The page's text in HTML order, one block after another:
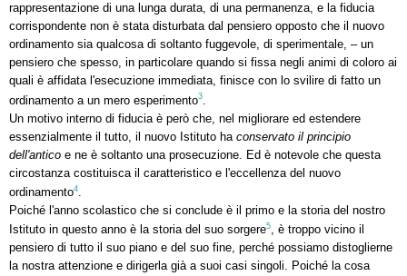
rappresentazione di una lunga durata, di una permanenza, e la fiducia
corrispondente non è stata disturbata dal pensiero opposto che il nuovo
ordinamento sia qualcosa di soltanto fuggevole, di sperimentale, – un
pensiero che spesso, in particolare quando si fissa negli animi di coloro ai
quali è affidata l'esecuzione immediata, finisce con lo svilire di fatto un
ordinamento a un mero esperimento3
Un motivo interno di fiducia è però che, nel migliorare ed estendere
essenzialmente il tutto, il nuovo Istituto ha conservato il principio
dell'antico e ne è soltanto una prosecuzione. Ed è notevole che questa
circostanza costituisca il caratteristico e l'eccellenza del nuovo
ordinamento4.
Poiché l'anno scolastico che si conclude è il primo e la storia del nostro
Istituto in questo anno è la storia del suo sorgere5, è troppo vicino il
pensiero di tutto il suo piano e del suo fine, perché possiamo distoglierne
la nostra attenzione e dirigerla già a suoi casi singoli. Poiché la cosa